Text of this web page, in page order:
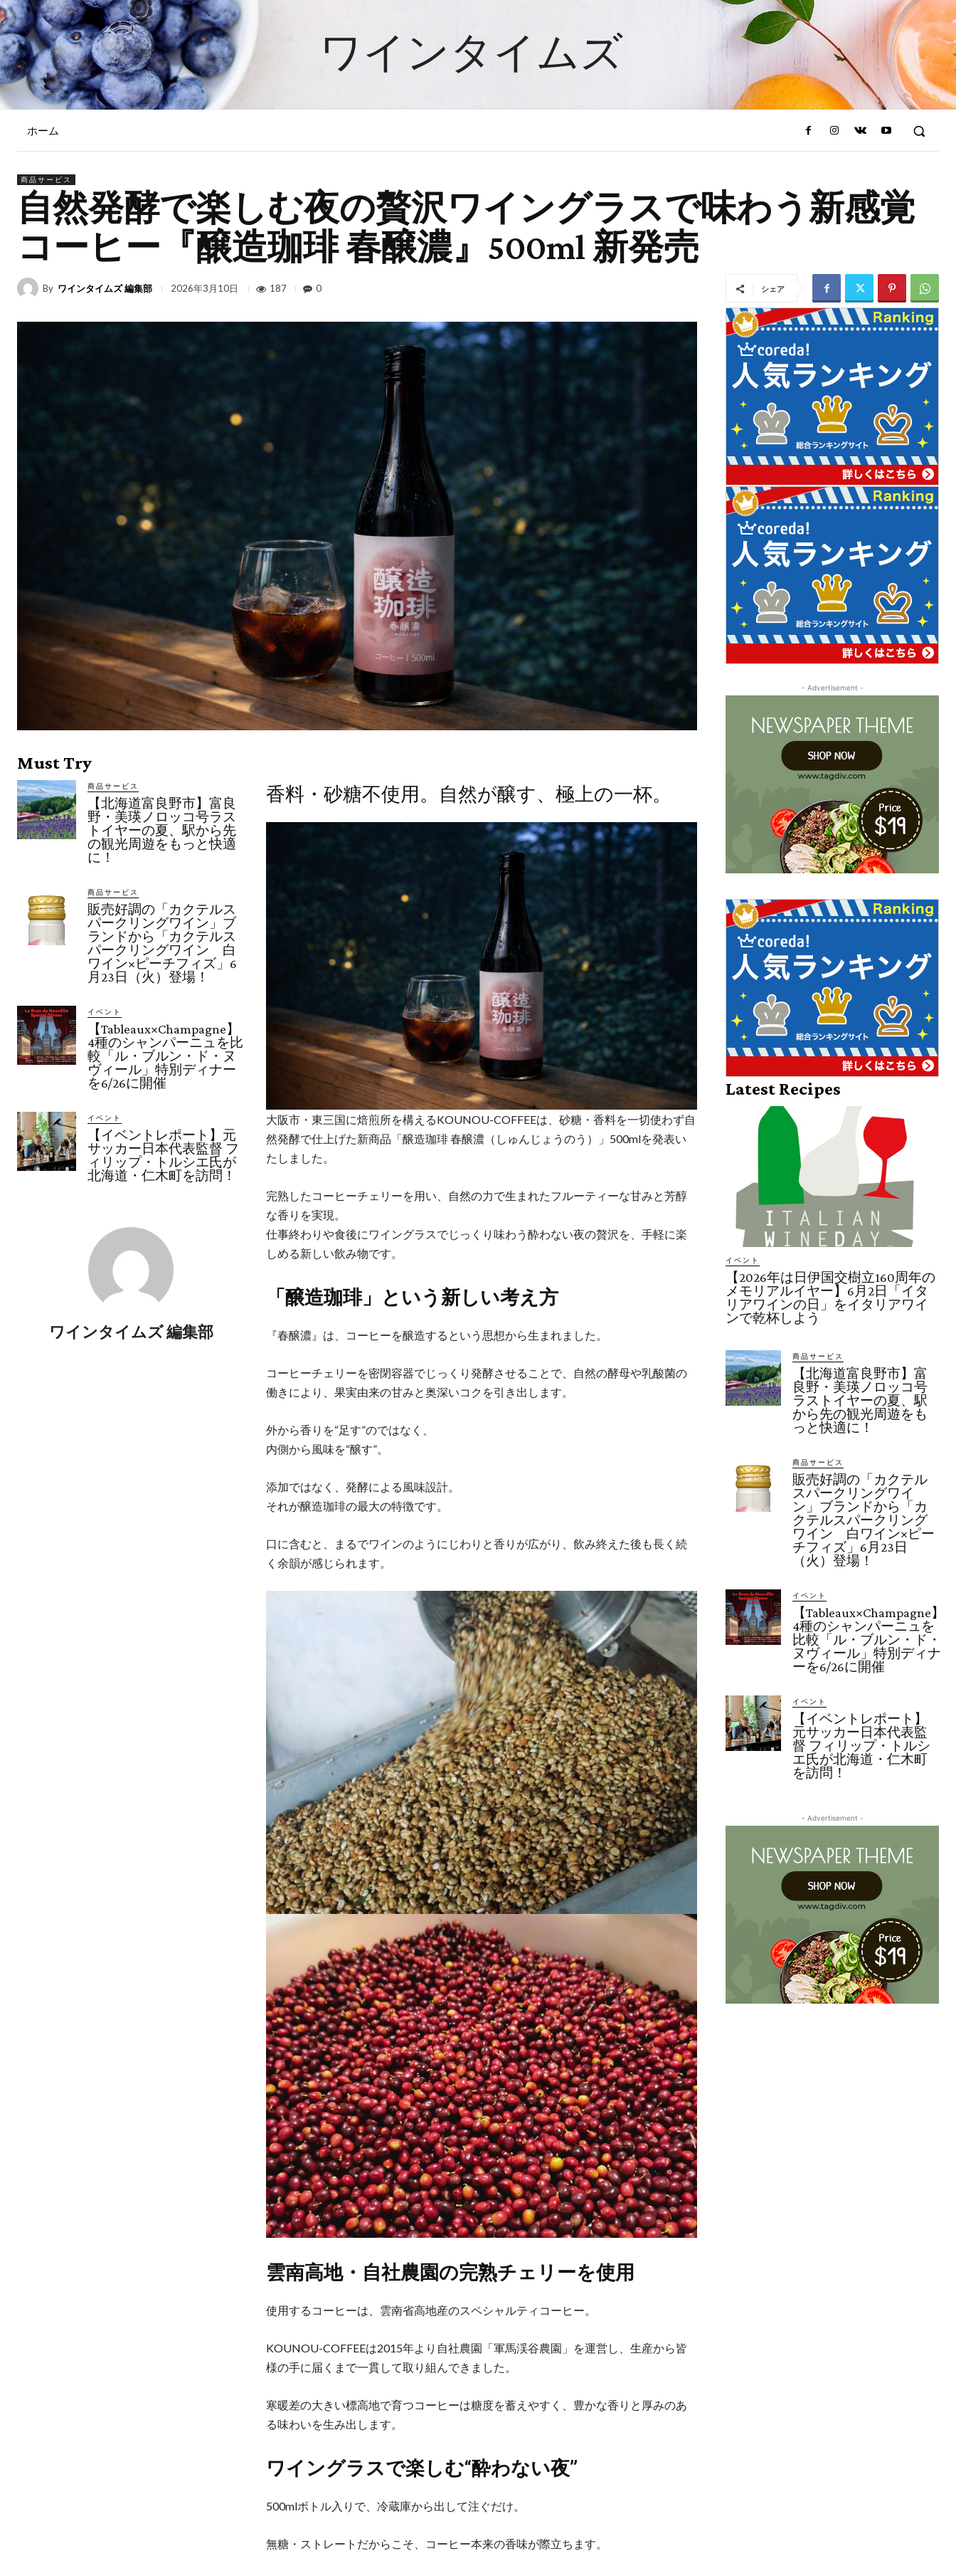
ワインタイムズ
ホーム
商品サービス
自然発酵で楽しむ夜の贅沢ワイングラスで味わう新感覚
コーヒー『醸造珈琲 春醸濃』500ml 新発売
By ワインタイムズ 編集部 2026年3月10日 187 0 シェア
Must Try
商品サービス
【北海道富良野市】富良
野・美瑛ノロッコ号ラス
トイヤーの夏、駅から先
の観光周遊をもっと快適
に！
商品サービス
販売好調の「カクテルス
パークリングワイン」ブ
ランドから「カクテルス
パークリングワイン 白
ワイン×ピーチフィズ」6
月23日（火）登場！
イベント
【Tableaux×Champagne】
4種のシャンパーニュを比
較「ル・ブルン・ド・ヌ
ヴィール」特別ディナー
を6/26に開催
イベント
【イベントレポート】元
サッカー日本代表監督 フ
ィリップ・トルシエ氏が
北海道・仁木町を訪問！
ワインタイムズ 編集部
香料・砂糖不使用。自然が醸す、極上の一杯。
大阪市・東三国に焙煎所を構えるKOUNOU-COFFEEは、砂糖・香料を一切使わず自
然発酵で仕上げた新商品「醸造珈琲 春醸濃（しゅんじょうのう）」500mlを発表い
たしました。
完熟したコーヒーチェリーを用い、自然の力で生まれたフルーティーな甘みと芳醇
な香りを実現。
仕事終わりや食後にワイングラスでじっくり味わう酔わない夜の贅沢を、手軽に楽
しめる新しい飲み物です。
「醸造珈琲」という新しい考え方
『春醸濃』は、コーヒーを醸造するという思想から生まれました。
コーヒーチェリーを密閉容器でじっくり発酵させることで、自然の酵母や乳酸菌の
働きにより、果実由来の甘みと奥深いコクを引き出します。
外から香りを“足す”のではなく、
内側から風味を“醸す”。
添加ではなく、発酵による風味設計。
それが醸造珈琲の最大の特徴です。
口に含むと、まるでワインのようにじわりと香りが広がり、飲み終えた後も長く続
く余韻が感じられます。
雲南高地・自社農園の完熟チェリーを使用
使用するコーヒーは、雲南省高地産のスペシャルティコーヒー。
KOUNOU-COFFEEは2015年より自社農園「軍馬渓谷農園」を運営し、生産から皆
様の手に届くまで一貫して取り組んできました。
寒暖差の大きい標高地で育つコーヒーは糖度を蓄えやすく、豊かな香りと厚みのあ
る味わいを生み出します。
ワイングラスで楽しむ“酔わない夜”
500mlボトル入りで、冷蔵庫から出して注ぐだけ。
無糖・ストレートだからこそ、コーヒー本来の香味が際立ちます。
- Advertisement -
Latest Recipes
イベント
【2026年は日伊国交樹立160周年の
メモリアルイヤー】6月2日「イタ
リアワインの日」をイタリアワイ
ンで乾杯しよう
商品サービス
【北海道富良野市】富
良野・美瑛ノロッコ号
ラストイヤーの夏、駅
から先の観光周遊をも
っと快適に！
商品サービス
販売好調の「カクテル
スパークリングワイ
ン」ブランドから「カ
クテルスパークリング
ワイン 白ワイン×ピー
チフィズ」6月23日
（火）登場！
イベント
【Tableaux×Champagne】
4種のシャンパーニュを
比較「ル・ブルン・ド・
ヌヴィール」特別ディナ
ーを6/26に開催
イベント
【イベントレポート】
元サッカー日本代表監
督 フィリップ・トルシ
エ氏が北海道・仁木町
を訪問！
- Advertisement -